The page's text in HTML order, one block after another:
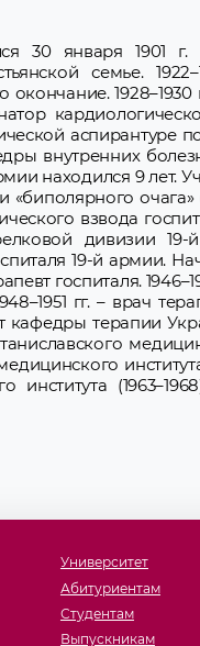
30 января 1901 г.
семье.
внутренних
находился 9 лет.
«биполярного
взвода
дивизии
19-й армии.
госпиталя.
гг. – врач
кафедры терапии
института
Университет
Абитуриентам
Студентам
Выпускникам